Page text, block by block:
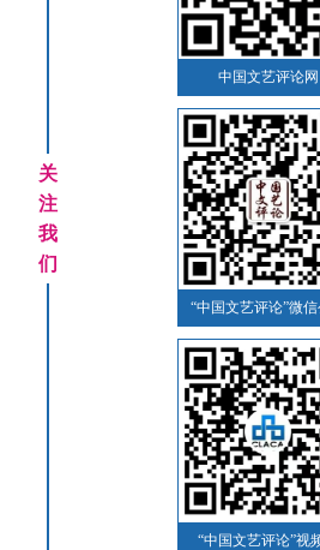
关
注
我
们
中国文艺评论网
“中国文艺评论”微
“中国文艺评论”视